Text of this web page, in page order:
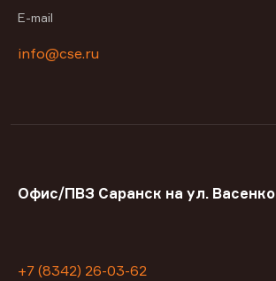
E-mail
info@cse.ru
Офис/ПВЗ Саранск на ул. Васенко
+7 (8342) 26-03-62